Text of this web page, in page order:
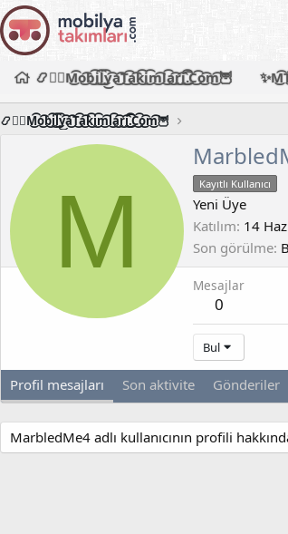
📿🧙‍♂️M͜͡o͜͡b͜͡i͜͡l͜͡y͜͡a͜͡T͜͡a͜͡k͜͡i͜͡m͜͡l͜͡a͜͡r͜͡i͜͡.͜͡C͜͡o͜͡m͜͡🦉
📿🧙‍♂️M͜͡o͜͡b͜͡i͜͡l͜͡y͜͡a͜͡T͜͡a͜͡k͜͡i͜͡m͜͡l͜͡a͜͡r͜͡i͜͡.͜͡C͜͡o͜͡m͜͡🦉
M Kayıtlı Kullanıcı
Yeni Üye
Katılım 14
Son görülme
Mesajlar
0
Bul
Profil mesajları Son aktivite Gönderiler
MarbledMe4 adlı kullanıcının profili